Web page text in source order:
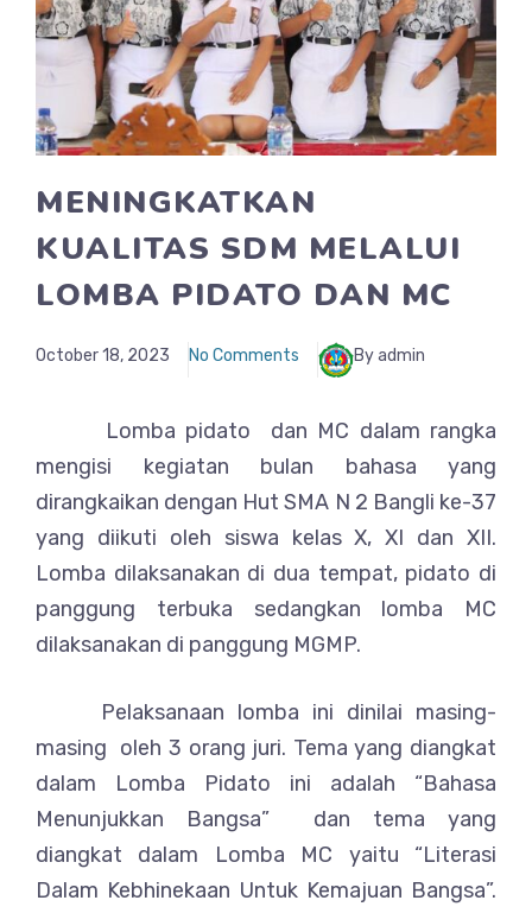
MENINGKATKAN
KUALITAS SDM MELALUI
LOMBA PIDATO DAN MC
October 18, 2023 No Comments By admin
Lomba pidato dan MC dalam rangka
mengisi kegiatan bulan bahasa yang
dirangkaikan dengan Hut SMA N 2 Bangli ke-37
yang diikuti oleh siswa kelas X, XI dan XII.
Lomba dilaksanakan di dua tempat, pidato di
panggung terbuka sedangkan lomba MC
dilaksanakan di panggung MGMP.
Pelaksanaan lomba ini dinilai masing-
masing oleh 3 orang juri. Tema yang diangkat
dalam Lomba Pidato ini adalah “Bahasa
Menunjukkan Bangsa” dan tema yang
diangkat dalam Lomba MC yaitu “Literasi
Dalam Kebhinekaan Untuk Kemajuan Bangsa”.